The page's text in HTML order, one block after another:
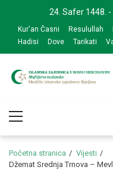
navigation
content
24. Safer 1448. -
Kur'an Časni Resulullah
Hadisi
Dove Tarikati
Menu
Početna stranica
Vijesti
Džemat Srednja Trnova –